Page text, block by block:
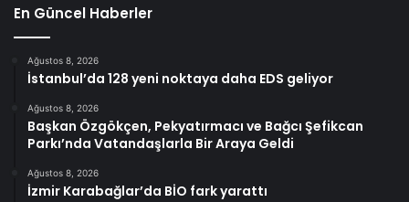
En Güncel Haberler
Ağustos 8, 2026
İstanbul’da 128 yeni noktaya daha EDS geliyor
Ağustos 8, 2026
Başkan Özgökçen, Pekyatırmacı ve Bağcı Şefikcan
Parkı’nda Vatandaşlarla Bir Araya Geldi
Ağustos 8, 2026
İzmir Karabağlar’da BİO fark yarattı